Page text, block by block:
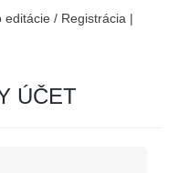
editácie / Registrácia |
ÚČET